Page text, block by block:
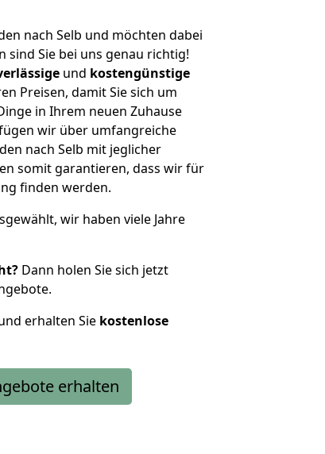
nach Selb und möchten dabei
sind Sie bei uns genau richtig!
und kostengünstige
Preisen, damit Sie sich um
in Ihrem neuen Zuhause
wir über umfangreiche
nach Selb mit jeglicher
somit garantieren, dass wir für
finden werden.
wir haben viele Jahre
Dann holen Sie sich jetzt
erhalten Sie kostenlose
erhalten